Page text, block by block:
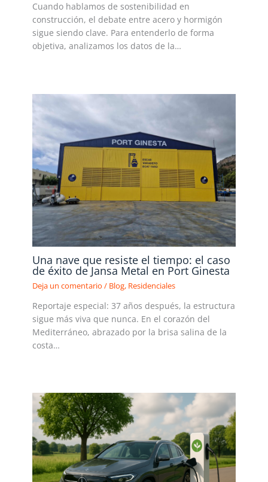
Cuando hablamos de sostenibilidad en
construcción, el debate entre acero y hormigón
sigue siendo clave. Para entenderlo de forma
objetiva, analizamos los datos de la…
Una nave que resiste el tiempo: el caso
de éxito de Jansa Metal en Port Ginesta
Deja un comentario / Blog, Residenciales
Reportaje especial: 37 años después, la estructura
sigue más viva que nunca. En el corazón del
Mediterráneo, abrazado por la brisa salina de la
costa…